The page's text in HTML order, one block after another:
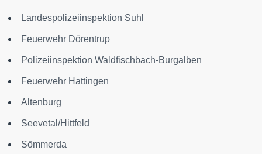
Landespolizeiinspektion Suhl
Feuerwehr Dörentrup
Polizeiinspektion Waldfischbach-Burgalben
Feuerwehr Hattingen
Altenburg
Seevetal/Hittfeld
Sömmerda